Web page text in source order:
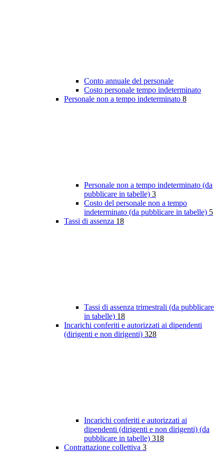
Conto annuale del personale
Costo personale tempo indeterminato
Personale non a tempo indeterminato 8
Personale non a tempo indeterminato (da
pubblicare in tabelle) 3
Costo del personale non a tempo
indeterminato (da pubblicare in tabelle) 5
Tassi di assenza 18
Tassi di assenza trimestrali (da pubblicare
in tabelle) 18
Incarichi conferiti e autorizzati ai dipendenti
(dirigenti e non dirigenti) 328
Incarichi conferiti e autorizzati ai
dipendenti (dirigenti e non dirigenti) (da
pubblicare in tabelle) 318
Contrattazione collettiva 3